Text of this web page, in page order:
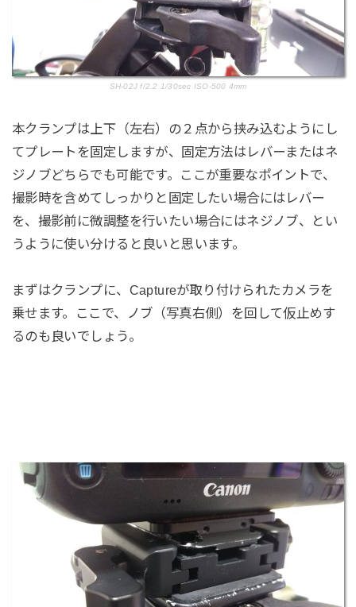
SH-02J f/2.2 1/30sec ISO-500 4mm
本クランプは上下（左右）の２点から挟み込むようにし
てプレートを固定しますが、固定方法はレバーまたはネ
ジノブどちらでも可能です。ここが重要なポイントで、
撮影時を含めてしっかりと固定したい場合にはレバー
を、撮影前に微調整を行いたい場合にはネジノブ、とい
うように使い分けると良いと思います。
まずはクランプに、Captureが取り付けられたカメラを
乗せます。ここで、ノブ（写真右側）を回して仮止めす
るのも良いでしょう。